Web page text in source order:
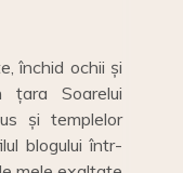
închid ochii și
țara Soarelui
și templelor
blogului într-